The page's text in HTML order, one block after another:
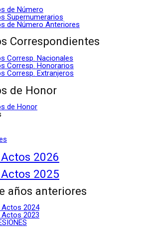
de Número
Supernumerarios
de Número Anteriores
Correspondientes
Corresp. Nacionales
Corresp. Honorarios
Corresp. Extranjeros
de Honor
de Honor
2026
2025
años anteriores
2024
2023